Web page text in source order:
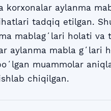
korxonalar aylanma
tadqiq etilgan.
mablagʻlari holati
aylanma mabla gʻlari
muammolar
chiqilgan.